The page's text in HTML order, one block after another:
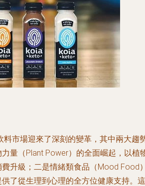
料市場迎來了深刻的變革，其中兩大趨
量（Plant Power）的全面崛起，以植
升級；二是情緒類食品（Mood Food
了從生理到心理的全方位健康支持。這